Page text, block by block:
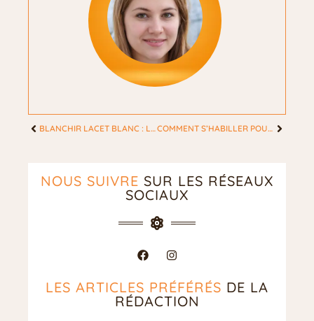
BLANCHIR LACET BLANC : LA MÉTHODE BICARBONATE POUR UN BLANC ÉCLATANT COMMENT S’HABILLER POUR ALLER AU RESTAURANT SELON LE CODE VESTIMENTAIRE ?
NOUS SUIVRE SUR LES RÉSEAUX
SOCIAUX
LES ARTICLES PRÉFÉRÉS DE LA
RÉDACTION